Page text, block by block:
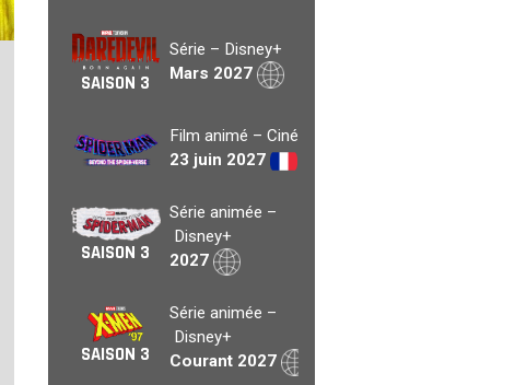
SAISON 3
Série – Disney+
Mars 2027
Film animé – Cinéma
23 juin 2027
SAISON 3
Série animée –
Disney+
2027
SAISON 3
Série animée –
Disney+
Courant 2027